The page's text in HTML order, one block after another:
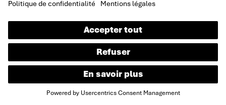
LOWA est difficile. Werner
La famille Lederer décide de
vendre ses parts de
rachète LOWA.
Le groupe comprend
aujourd'hui également les
marques Nordica, Rollerblade,
Blizzard et Moon Boot. Chez
LOWA, les processus sont
optimisés et l'activité
chaussures de ski est